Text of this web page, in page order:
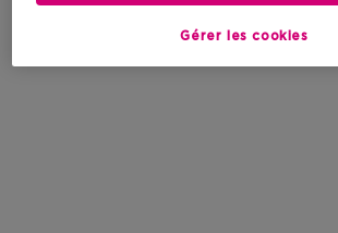
Gérer les cookies